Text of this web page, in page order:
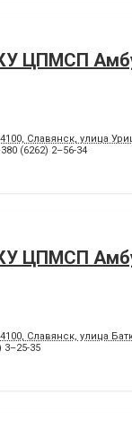
ЦПМСП
Славянск, улица
(6262) 2–56-34
ЦПМСП
Славянск, улица
3–25-35